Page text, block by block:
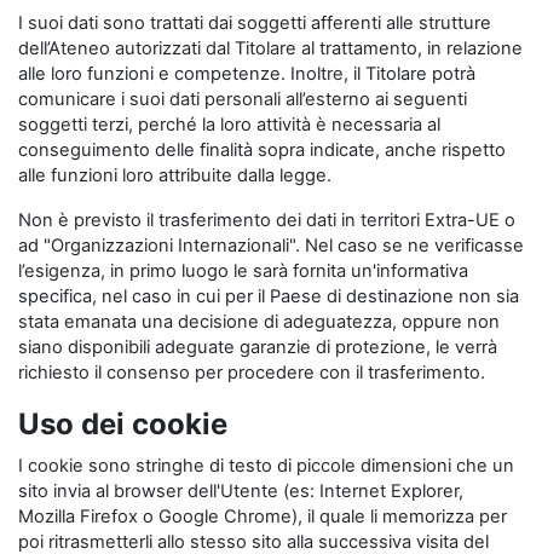
I suoi dati sono trattati dai soggetti afferenti alle strutture
dell’Ateneo autorizzati dal Titolare al trattamento, in relazione
alle loro funzioni e competenze. Inoltre, il Titolare potrà
comunicare i suoi dati personali all’esterno ai seguenti
soggetti terzi, perché la loro attività è necessaria al
conseguimento delle finalità sopra indicate, anche rispetto
alle funzioni loro attribuite dalla legge.
Non è previsto il trasferimento dei dati in territori Extra-UE o
ad "Organizzazioni Internazionali". Nel caso se ne verificasse
l’esigenza, in primo luogo le sarà fornita un'informativa
specifica, nel caso in cui per il Paese di destinazione non sia
stata emanata una decisione di adeguatezza, oppure non
siano disponibili adeguate garanzie di protezione, le verrà
richiesto il consenso per procedere con il trasferimento.
Uso dei cookie
I cookie sono stringhe di testo di piccole dimensioni che un
sito invia al browser dell'Utente (es: Internet Explorer,
Mozilla Firefox o Google Chrome), il quale li memorizza per
poi ritrasmetterli allo stesso sito alla successiva visita del